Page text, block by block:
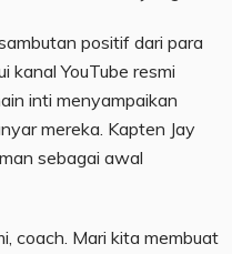
positif dari para
kanal YouTube resmi
inti menyampaikan
mereka. Kapten Jay
sebagai awal
coach. Mari kita membuat